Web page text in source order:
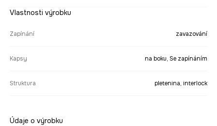
Vlastnosti výrobku
Zapínání zavazování
Kapsy na boku, Se zapínáním
Struktura pletenina, interlock
Údaje o výrobku